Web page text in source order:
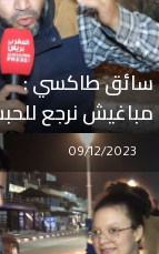
سائق طاكسي :
مباغيش نرجع
09/12/2023